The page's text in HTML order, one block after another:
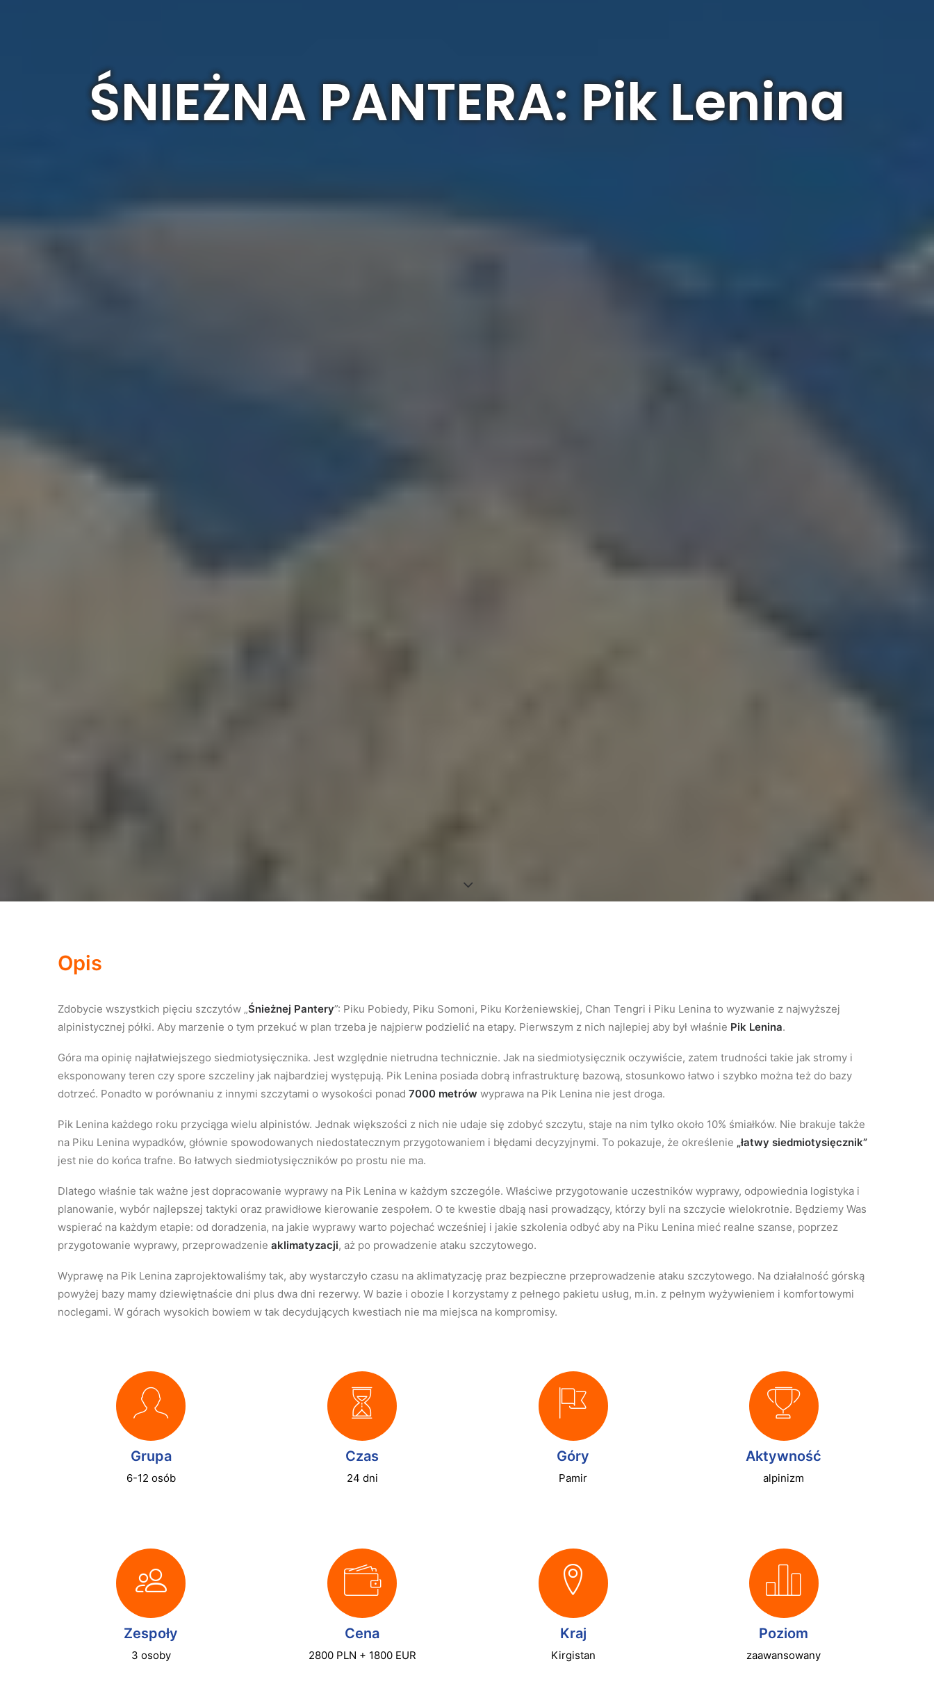
ŚNIEŻNA PANTERA: Pik Lenina
Opis
Zdobycie wszystkich pięciu szczytów „Śnieżnej Pantery”: Piku Pobiedy, Piku Somoni, Piku Korżeniewskiej, Chan Tengri i Piku Lenina to wyzwanie z najwyższej
alpinistycznej półki. Aby marzenie o tym przekuć w plan trzeba je najpierw podzielić na etapy. Pierwszym z nich najlepiej aby był właśnie Pik Lenina.
Góra ma opinię najłatwiejszego siedmiotysięcznika. Jest względnie nietrudna technicznie. Jak na siedmiotysięcznik oczywiście, zatem trudności takie jak stromy i
eksponowany teren czy spore szczeliny jak najbardziej występują. Pik Lenina posiada dobrą infrastrukturę bazową, stosunkowo łatwo i szybko można też do bazy
dotrzeć. Ponadto w porównaniu z innymi szczytami o wysokości ponad 7000 metrów wyprawa na Pik Lenina nie jest droga.
Pik Lenina każdego roku przyciąga wielu alpinistów. Jednak większości z nich nie udaje się zdobyć szczytu, staje na nim tylko około 10% śmiałków. Nie brakuje także
na Piku Lenina wypadków, głównie spowodowanych niedostatecznym przygotowaniem i błędami decyzyjnymi. To pokazuje, że określenie „łatwy siedmiotysięcznik”
jest nie do końca trafne. Bo łatwych siedmiotysięczników po prostu nie ma.
Dlatego właśnie tak ważne jest dopracowanie wyprawy na Pik Lenina w każdym szczególe. Właściwe przygotowanie uczestników wyprawy, odpowiednia logistyka i
planowanie, wybór najlepszej taktyki oraz prawidłowe kierowanie zespołem. O te kwestie dbają nasi prowadzący, którzy byli na szczycie wielokrotnie. Będziemy Was
wspierać na każdym etapie: od doradzenia, na jakie wyprawy warto pojechać wcześniej i jakie szkolenia odbyć aby na Piku Lenina mieć realne szanse, poprzez
przygotowanie wyprawy, przeprowadzenie aklimatyzacji, aż po prowadzenie ataku szczytowego.
Wyprawę na Pik Lenina zaprojektowaliśmy tak, aby wystarczyło czasu na aklimatyzację praz bezpieczne przeprowadzenie ataku szczytowego. Na działalność górską
powyżej bazy mamy dziewiętnaście dni plus dwa dni rezerwy. W bazie i obozie I korzystamy z pełnego pakietu usług, m.in. z pełnym wyżywieniem i komfortowymi
noclegami. W górach wysokich bowiem w tak decydujących kwestiach nie ma miejsca na kompromisy.
Grupa
6-12 osób
Czas
24 dni
Góry
Pamir
Aktywność
alpinizm
Zespoły
3 osoby
Cena
2800 PLN + 1800 EUR
Kraj
Kirgistan
Poziom
zaawansowany